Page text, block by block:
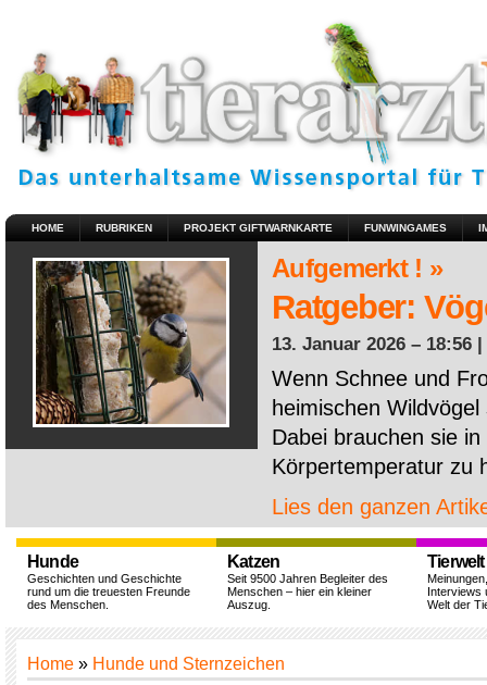
HOME RUBRIKEN PROJEKT GIFTWARNKARTE FUNWINGAMES
Aufgemerkt ! »
Ratgeber:
13. Januar 2026 – 18:56 |
Wenn Schnee und
heimischen
Dabei brauchen sie
Körpertemperatur zu
Lies den ganzen
Hunde
Geschichten und Geschichte
rund um die treuesten Freunde
des Menschen.
Katzen
Seit 9500 Jahren Begleiter des
Menschen – hier ein kleiner
Auszug.
Tierwelt
Interviews
Welt der
Home » Hunde und Sternzeichen